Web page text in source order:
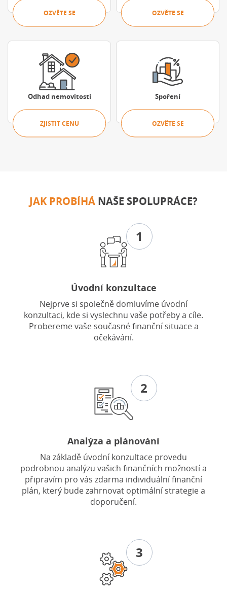
OZVĚTE SE OZVĚTE SE
Odhad nemovitosti
ZJISTIT CENU
Spoření
OZVĚTE SE
JAK PROBÍHÁ NAŠE SPOLUPRÁCE?
1
Úvodní konzultace
Nejprve si společně domluvíme úvodní
konzultaci, kde si vyslechnu vaše potřeby a cíle.
Probereme vaše současné finanční situace a
očekávání.
2
Analýza a plánování
Na základě úvodní konzultace provedu
podrobnou analýzu vašich finančních možností a
připravím pro vás zdarma individuální finanční
plán, který bude zahrnovat optimální strategie a
doporučení.
3